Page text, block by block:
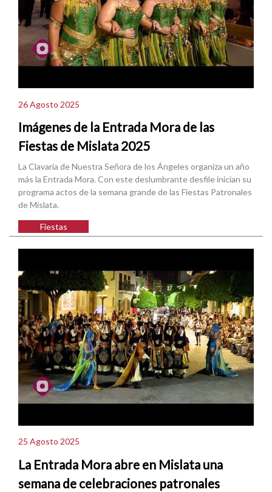
26 Agosto 2025
Imágenes de la Entrada Mora de las
Fiestas de Mislata 2025
La Clavaría de Nuestra Señora de los Ángeles organiza un año
más la Entrada Mora. Con este deslumbrante desfile inician su
programa actos de la semana grande de las Fiestas Patronales
de Mislata.
Fiestas
25 Agosto 2025
La Entrada Mora abre en Mislata una
semana de celebraciones patronales